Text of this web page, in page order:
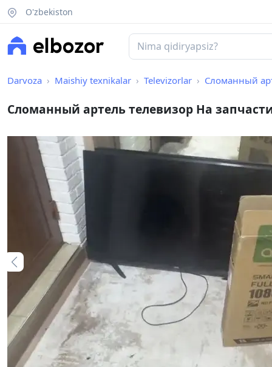
O'zbekiston
Darvoza Maishiy texnikalar Televizorlar Сломанный
Сломанный артель телевизор На